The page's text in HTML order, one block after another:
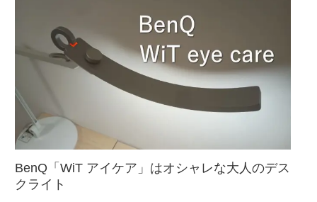
BenQ「WiT アイケア」はオシャレな大人のデス
クライト